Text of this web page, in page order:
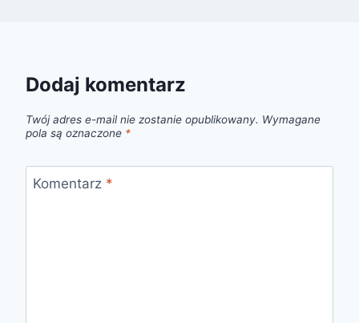
Dodaj komentarz
Twój adres e-mail nie zostanie opublikowany. Wymagane
pola są oznaczone *
Komentarz *